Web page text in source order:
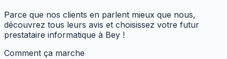
Parce que nos clients en parlent mieux que nous,
découvrez tous leurs avis et choisissez votre futur
prestataire informatique à Bey !
Comment ça marche